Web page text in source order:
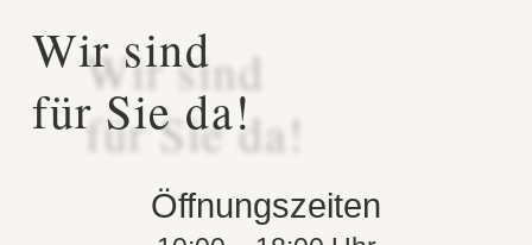
Wir sind
für Sie da!
Öffnungszeiten